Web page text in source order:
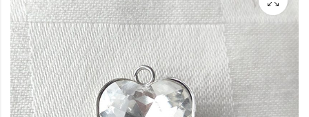
72,00€
68,00